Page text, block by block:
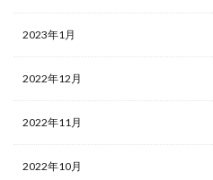
2023年1月
2022年12月
2022年11月
2022年10月